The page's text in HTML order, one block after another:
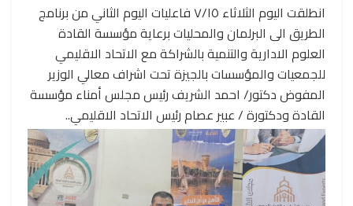
انطلقت اليوم الثلاثاء ٧/١٥ فاعليات اليوم الثاني من برنامج
الطريق الى البرلمان والمحليات برعاية مؤسسة القادة
العلوم الادارية والتنمية بالشراكة مع الاتحاد الاقليمي
للجمعيات والمؤسسات بالجيزة تحت اشراف معالي الوزير
المفوض دكتور/ احمد الشريف رئيس مجلس أمناء مؤسسة
القادة ودكتورة / عبير عصام رئيس الاتحاد الاقليمي..